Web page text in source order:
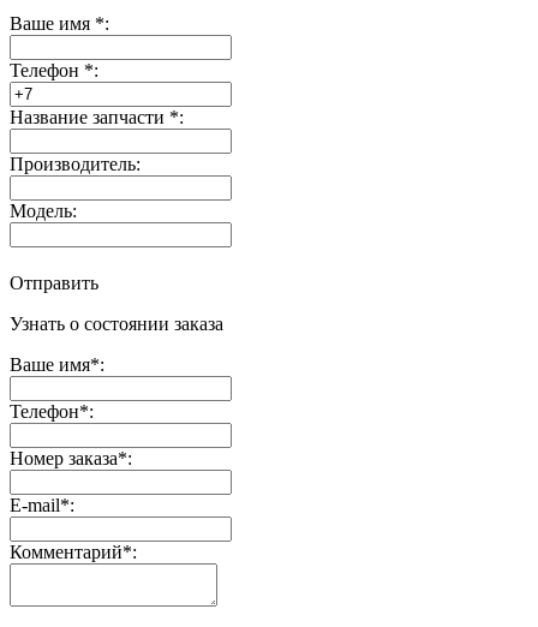
Ваше имя *:
Телефон *:
Название запчасти *:
Производитель:
Модель:
Отправить
Узнать о состоянии заказа
Ваше имя*:
Телефон*:
Номер заказа*:
E-mail*:
Комментарий*: